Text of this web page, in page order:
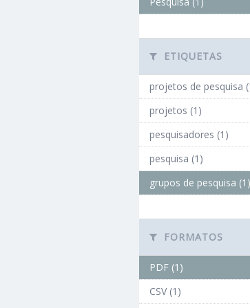
ETIQUETAS
projetos de pesquisa
projetos (1)
pesquisadores (1)
pesquisa (1)
grupos de pesquisa (1)
FORMATOS
PDF (1)
CSV (1)